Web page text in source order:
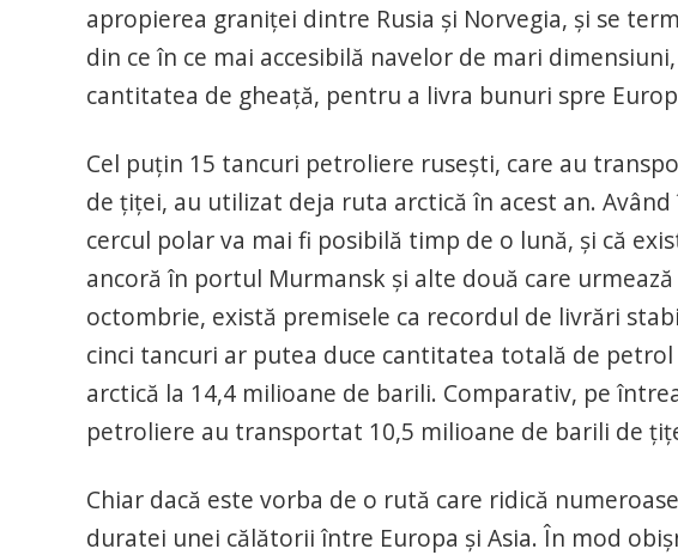
apropierea graniţei dintre Rusia şi Norvegia, şi se
din ce în ce mai accesibilă navelor de mari
cantitatea de gheaţă, pentru a livra bunuri spre
Cel puţin 15 tancuri petroliere ruseşti, care au
de ţiţei, au utilizat deja ruta arctică în acest an.
cercul polar va mai fi posibilă timp de o lună, şi că
ancoră în portul Murmansk şi alte două care
octombrie, există premisele ca recordul de livrări
cinci tancuri ar putea duce cantitatea totală de
arctică la 14,4 milioane de barili. Comparativ, pe
petroliere au transportat 10,5 milioane de barili de
Chiar dacă este vorba de o rută care ridică
duratei unei călătorii între Europa şi Asia. În mod